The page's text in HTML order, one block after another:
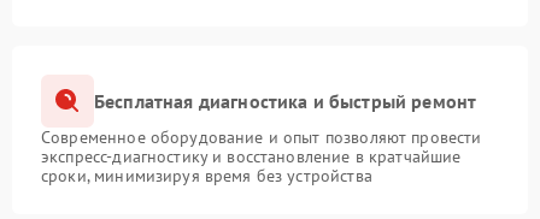
Бесплатная диагностика и быстрый ремонт
Современное оборудование и опыт позволяют провести
экспресс-диагностику и восстановление в кратчайшие
сроки, минимизируя время без устройства